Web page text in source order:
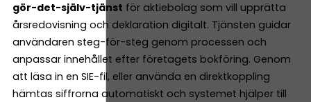
gör-det-själv-tjänst för aktiebolag som vill upprätta
årsredovisning och deklaration digitalt. Tjänsten guidar
användaren steg-för-steg genom processen och
anpassar innehållet efter företagets bokföring. Genom
att läsa in en SIE-fil, eller använda en direktkoppling
hämtas siffrorna automatiskt och systemet hjälper till